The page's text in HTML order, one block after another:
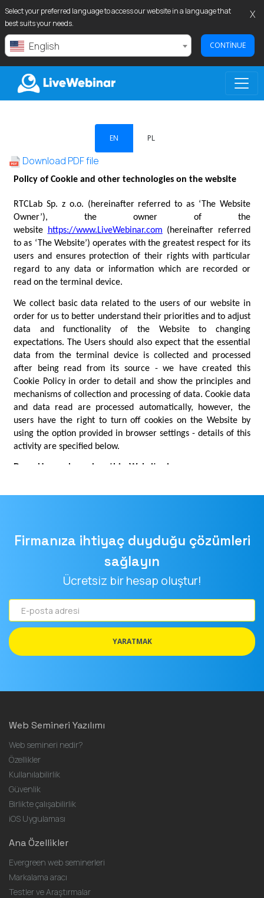
Select your preferred language to access our website in a language that
best suits your needs.
English CONTINUE
X
LIVEWEBINAR.COM
EN PL
Download PDF file
Firmanıza ihtiyaç duyduğu çözümleri
sağlayın
Ücretsiz bir hesap oluştur!
posta
adresi
YARATMAK
Web Semineri Yazılımı
Web semineri nedir?
Özellikler
Kullanılabilirlik
Güvenlik
Birlikte çalışabilirlik
iOS Uygulaması
Ana Özellikler
Evergreen web seminerleri
Markalama aracı
Testler ve Araştırmalar